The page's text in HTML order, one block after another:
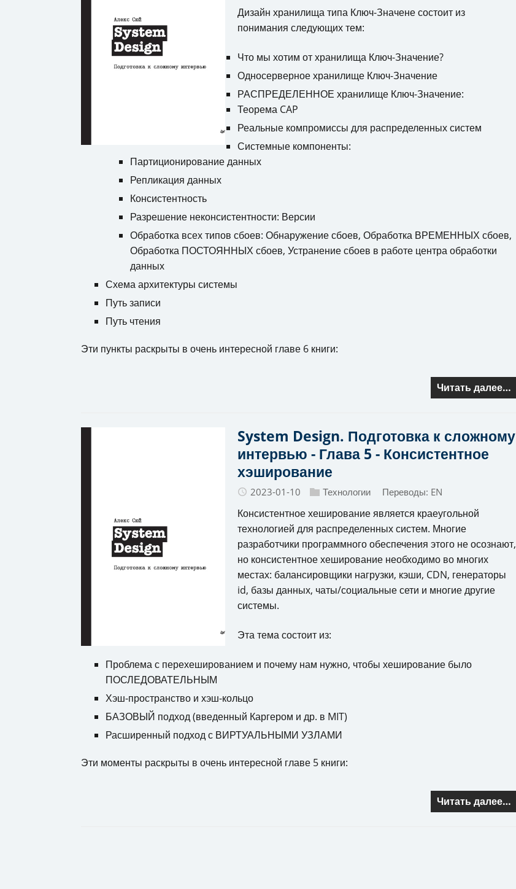
Дизайн хранилища типа Ключ-Значене состоит из
понимания следующих тем:
Что мы хотим от хранилища Ключ-Значение?
Односерверное хранилище Ключ-Значение
РАСПРЕДЕЛЕННОЕ хранилище Ключ-Значение:
Теорема CAP
Реальные компромиссы для распределенных систем
Системные компоненты:
Партиционирование данных
Репликация данных
Консистентность
Разрешение неконсистентности: Версии
Обработка всех типов сбоев: Обнаружение сбоев, Обработка ВРЕМЕННЫХ сбоев,
Обработка ПОСТОЯННЫХ сбоев, Устранение сбоев в работе центра обработки
данных
Схема архитектуры системы
Путь записи
Путь чтения
Эти пункты раскрыты в очень интересной главе 6 книги:
Читать далее…
System Design. Подготовка к сложному
интервью - Глава 5 - Консистентное
хэширование
2023-01-10 Технологии Переводы: EN
Консистентное хеширование является краеугольной
технологией для распределенных систем. Многие
разработчики программного обеспечения этого не осознают,
но консистентное хеширование необходимо во многих
местах: балансировщики нагрузки, кэши, CDN, генераторы
id, базы данных, чаты/социальные сети и многие другие
системы.
Эта тема состоит из:
Проблема с перехешированием и почему нам нужно, чтобы хеширование было
ПОСЛЕДОВАТЕЛЬНЫМ
Хэш-пространство и хэш-кольцо
БАЗОВЫЙ подход (введенный Каргером и др. в MIT)
Расширенный подход с ВИРТУАЛЬНЫМИ УЗЛАМИ
Эти моменты раскрыты в очень интересной главе 5 книги:
Читать далее…